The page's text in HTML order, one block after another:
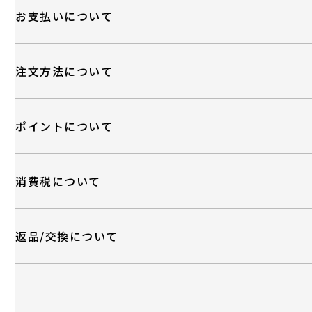
お支払いについて
注文方法について
ポイントについて
消費税について
返品/交換について